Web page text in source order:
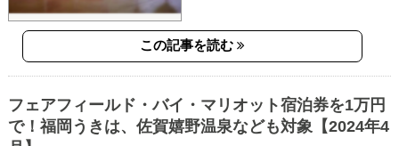
この記事を読む
フェアフィールド・バイ・マリオット宿泊券を1万円
で！福岡うきは、佐賀嬉野温泉なども対象【2024年4